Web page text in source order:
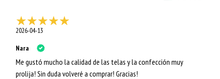
2026-04-13
Nara
Me gustó mucho la calidad de las telas y la confección muy
prolija! Sin duda volveré a comprar! Gracias!